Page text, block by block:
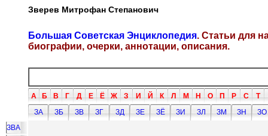
Зверев Митрофан Степанович
Большая Советская Энциклопедия. Статьи для
биографии, очерки, аннотации, описания.
А Б В Г Д Е Ё Ж З И Й К Л М Н О П Р С Т
ЗА
ЗБ ЗВ ЗГ ЗД ЗЕ ЗЁ ЗИ ЗЛ ЗМ ЗН
ЗО
ЗВА